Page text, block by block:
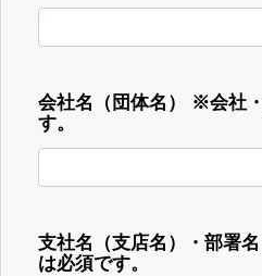
会社名（団体名） ※会社
す。
支社名（支店名）・部署
は必須です。